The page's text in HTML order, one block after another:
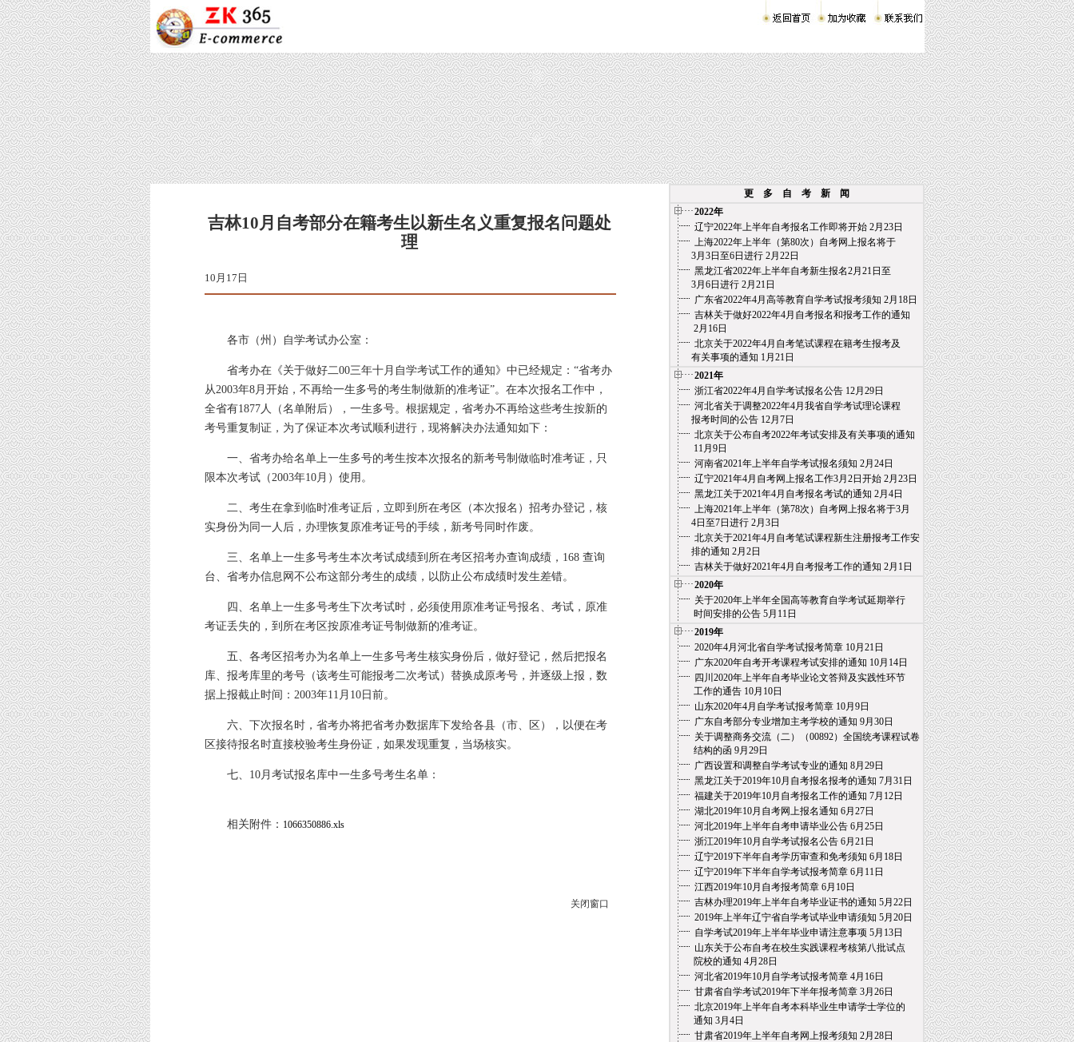
吉林10月自考部分在籍考生以新生名义重复报名问题处
理
10 月17日
各市（州）自学考试办公室：
省考办在《关于做好二00三年十月自学考试工作的通知》中已经规定：“省考办
从2003年8月开始，不再给一生多号的考生制做新的准考证”。在本次报名工作中，
全省有1877人（名单附后），一生多号。根据规定，省考办不再给这些考生按新的
考号重复制证，为了保证本次考试顺利进行，现将解决办法通知如下：
一、省考办给名单上一生多号的考生按本次报名的新考号制做临时准考证，只
限本次考试（2003年10月）使用。
二、考生在拿到临时准考证后，立即到所在考区（本次报名）招考办登记，核
实身份为同一人后，办理恢复原准考证号的手续，新考号同时作废。
三、名单上一生多号考生本次考试成绩到所在考区招考办查询成绩，168 查询
台、省考办信息网不公布这部分考生的成绩，以防止公布成绩时发生差错。
四、名单上一生多号考生下次考试时，必须使用原准考证号报名、考试，原准
考证丢失的，到所在考区按原准考证号制做新的准考证。
五、各考区招考办为名单上一生多号考生核实身份后，做好登记，然后把报名
库、报考库里的考号（该考生可能报考二次考试）替换成原考号，并逐级上报，数
据上报截止时间：2003年11月10日前。
六、下次报名时，省考办将把省考办数据库下发给各县（市、区），以便在考
区接待报名时直接校验考生身份证，如果发现重复，当场核实。
七、10月考试报名库中一生多号考生名单：
相关附件： 1066350886.xls
关闭窗口
更 多 自 考 新 闻
2022年
辽宁2022年上半年自考报名工作即将开始2月23日
上海2022年上半年（第80次）自考网上报名将于
3月3日至6日进行2月22日
黑龙江省2022年上半年自考新生报名2月21日至
3月6日进行 2月21日
广东省2022年4月高等教育自学考试报考须知 2月18日
吉林关于做好2022年4月自考报名和报考工作的通知
2月16日
北京关于2022年4月自考笔试课程在籍考生报考及
有关事项的通知 1月21日
2021年
浙江省2022年4月自学考试报名公告12月29日
河北省关于调整2022年4月我省自学考试理论课程
报考时间的公告12月7日
北京关于公布自考2022年考试安排及有关事项的通知
11月9日
河南省2021年上半年自学考试报名须知 2月24日
辽宁2021年4月自考网上报名工作3月2日开始2月23日
黑龙江关于2021年4月自考报名考试的通知 2月4日
上海2021年上半年（第78次）自考网上报名将于3月
4日至7日进行2月3日
北京关于2021年4月自考笔试课程新生注册报考工作安
排的通知 2月2日
吉林关于做好2021年4月自考报考工作的通知 2月1日
2020年
关于2020年上半年全国高等教育自学考试延期举行
时间安排的公告5月11日
2019年
2020年4月河北省自学考试报考简章10月21日
广东2020年自考开考课程考试安排的通知 10月14日
四川2020年上半年自考毕业论文答辩及实践性环节
工作的通告10月10日
山东2020年4月自学考试报考简章10月9日
广东自考部分专业增加主考学校的通知 9月30日
关于调整商务交流（二）（00892）全国统考课程试卷
结构的函 9月29日
广西设置和调整自学考试专业的通知 8月29日
黑龙江关于2019年10月自考报名报考的通知 7月31日
福建关于2019年10月自考报名工作的通知 7月12日
湖北2019年10月自考网上报名通知 6月27日
河北2019年上半年自考申请毕业公告6月25日
浙江2019年10月自学考试报名公告6月21日
辽宁2019下半年自考学历审查和免考须知 6月18日
辽宁2019年下半年自学考试报考简章6月11日
江西2019年10月自考报考简章6月10日
吉林办理2019年上半年自考毕业证书的通知 5月22日
2019年上半年辽宁省自学考试毕业申请须知 5月20日
自学考试2019年上半年毕业申请注意事项5月13日
山东关于公布自考在校生实践课程考核第八批试点
院校的通知 4月28日
河北省2019年10月自学考试报考简章4月16日
甘肃省自学考试2019年下半年报考简章3月26日
北京2019年上半年自考本科毕业生申请学士学位的
通知 3月4日
甘肃省2019年上半年自考网上报考须知 2月28日